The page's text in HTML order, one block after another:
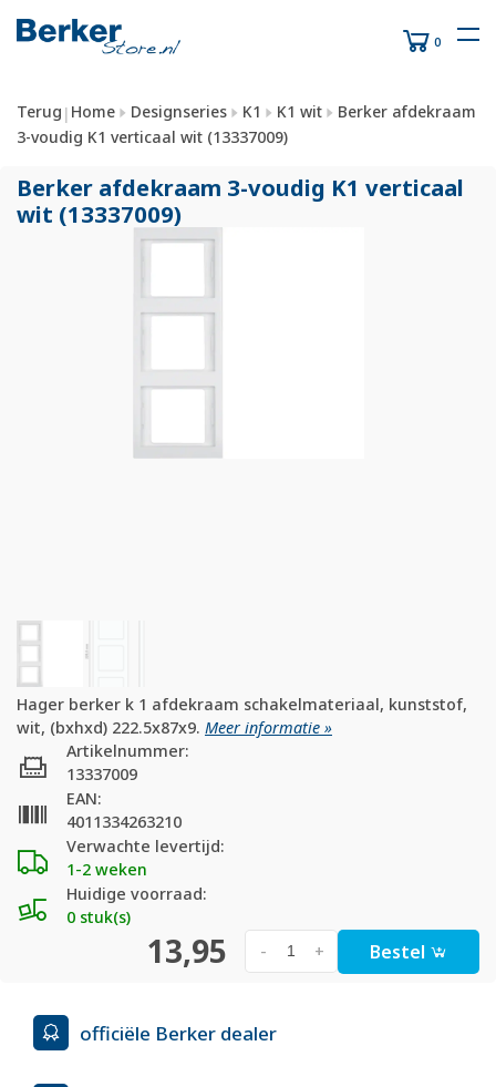
0
Terug | Home Designseries K1 K1 wit
Berker afdekraam
3-voudig K1 verticaal wit (13337009)
Berker afdekraam 3-voudig K1 verticaal
wit (13337009)
Hager berker k 1 afdekraam schakelmateriaal, kunststof,
wit, (bxhxd) 222.5x87x9. Meer informatie »
Verwachte levertijd:
1-2 weken
Huidige voorraad:
0 stuk(s)
Artikelnummer:
13337009
EAN:
4011334263210
13,95 +
- Bestel
officiële Berker dealer